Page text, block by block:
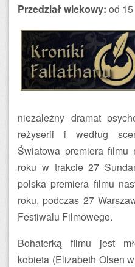
Przedział wiekowy: od
niezależny dramat
reżyserii i według
Światowa premiera filmu
roku w trakcie 27
polska premiera filmu
roku, podczas 27
Festiwalu Filmowego.
Bohaterką filmu jest
kobieta (Elizabeth Olsen